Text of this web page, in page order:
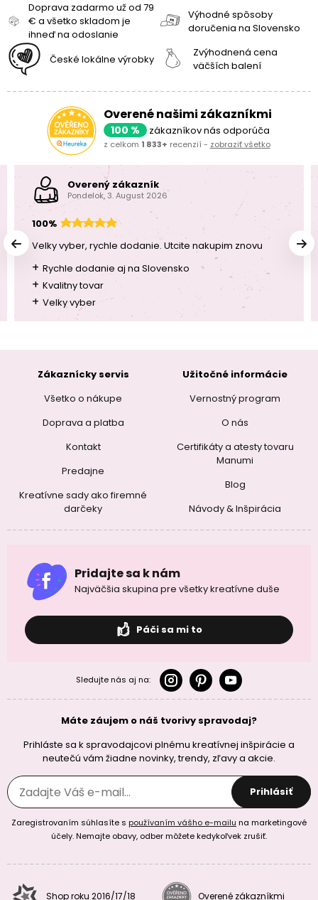
Doprava zadarmo už od 79
€ a všetko skladom je
ihneď na odoslanie
Výhodné spôsoby
doručenia na Slovensko
České lokálne výrobky
Zvýhodnená cena
väčších balení
Overené našimi zákazníkmi
100 % zákazníkov nás odporúča
z celkom 1 833+ recenzií - zobraziť všetko
Overený zákazník
Pondelok, 3. August 2026
100%
Velky vyber, rychle dodanie. Utcite nakupim znovu
+ Rychle dodanie aj na Slovensko
+ Kvalitny tovar
+ Velky vyber
Zákaznícky servis
Všetko o nákupe
Doprava a platba
Kontakt
Predajne
Kreatívne sady ako firemné
darčeky
Užitočné informácie
Vernostný program
O nás
Certifikáty a atesty tovaru
Manumi
Blog
Návody & Inšpirácia
Pridajte sa k nám
Najväčšia skupina pre všetky kreatívne duše
Páči sa mi to
Sledujte nás aj na:
Máte záujem o náš tvorivy spravodaj?
Prihláste sa k spravodajcovi plnému kreatívnej inšpirácie a
neutečú vám žiadne novinky, trendy, zľavy a akcie.
Prihlásiť
Zaregistrovaním súhlasíte s používaním vášho e-mailu na marketingové
účely. Nemajte obavy, odber môžete kedykoľvek zrušiť.
Shop roku 2016/17/18 Overené zákazníkmi